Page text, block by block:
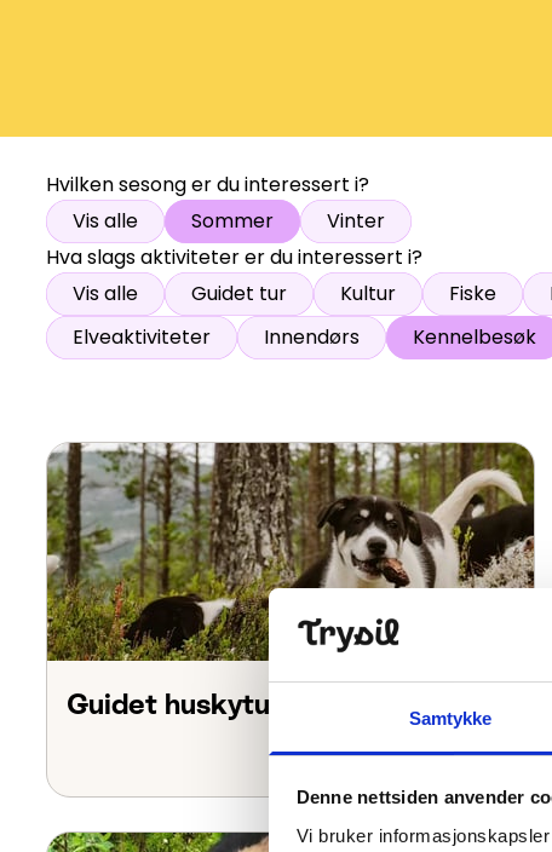
Samtykke
Denne nettsiden anvender
Vi bruker
Hvilken sesong er du interessert i?
Vis alle
Sommer
Vinter
Hva slags aktiviteter er du interessert i?
Vis alle
Guidet tur Kultur Fiske
Elveaktiviteter
Innendørs Kennelbesøk
Guidet huskytur